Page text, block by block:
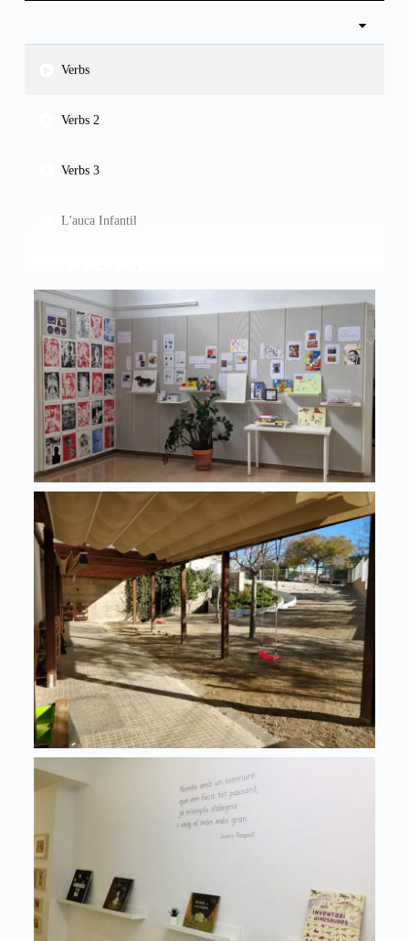
Verbs
Verbs 2
Verbs 3
L'auca Infantil
Pati d'hivern